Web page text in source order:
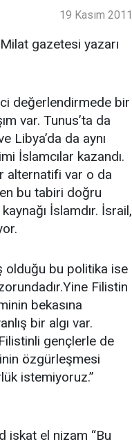
19 Kasım 2011
gazetesi yazarı
değerlendirmede bir
var. Tunus’ta da
Libya’da da aynı
İslamcılar kazandı.
alternatifi var o da
bu tabiri doğru
İslamdır. İsrail,
olduğu bu politika ise
Filistin
bekasına
bir algı var.
gençlerle de
özgürleşmesi
istemiyoruz.”
iskat el nizam “Bu